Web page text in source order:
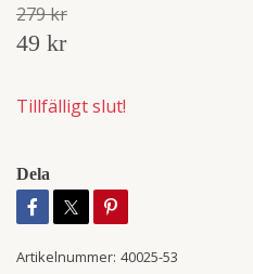
279 kr
49 kr
Tillfälligt slut!
Dela
Artikelnummer: 40025-53